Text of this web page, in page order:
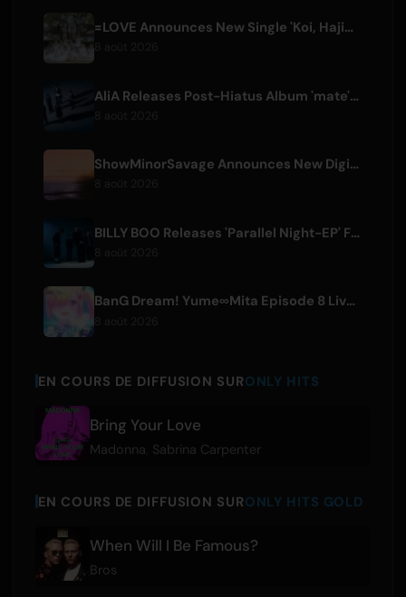
=LOVE Announces New Single 'Koi, Hajimemashita.' and Tokyo Dome Concerts
AliA Releases Post-Hiatus Album 'mate', Announces Tokyo Live
ShowMinorSavage Announces New Digital Single 'Gradation'
BILLY BOO Releases 'Parallel Night-EP' Featuring TV Drama Theme Song
BanG Dream! Yume∞Mita Episode 8 Live Clip Released
EN COURS DE DIFFUSION SURONLY HITS
Bring Your Love
Madonna Sabrina Carpenter
EN COURS DE DIFFUSION SURONLY HITS GOLD
When Will I Be Famous?
Bros